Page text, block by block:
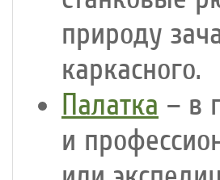
природу
каркасного.
Палатка – в
и